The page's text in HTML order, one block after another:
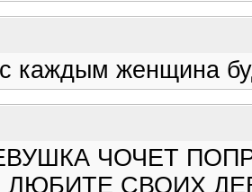
каждым женщина
ЧОЧЕТ
ЛЮБИТЕ СВОИХ